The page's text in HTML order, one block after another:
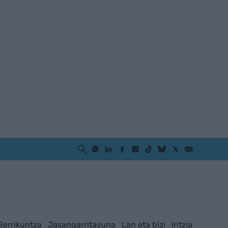
Jasangarritasuna Lan eta bizi Iritzia